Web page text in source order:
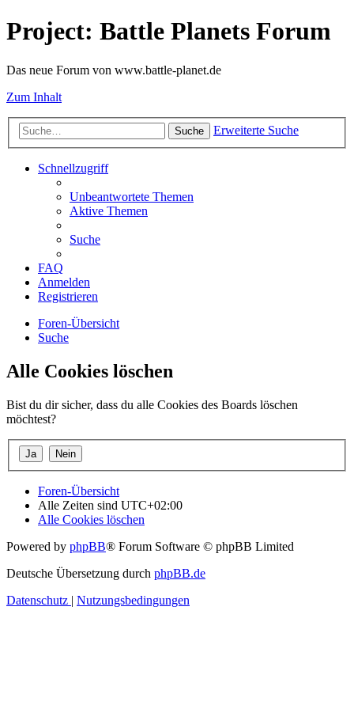
Project: Battle Planets Forum
Das neue Forum von www.battle-planet.de
Zum Inhalt
Suche Erweiterte Suche
Schnellzugriff
Unbeantwortete Themen
Aktive Themen
Suche
FAQ
Anmelden
Registrieren
Foren-Übersicht
Suche
Alle Cookies löschen
Bist du dir sicher, dass du alle Cookies des Boards löschen
möchtest?
Foren-Übersicht
Alle Zeiten sind UTC+02:00
Alle Cookies löschen
Powered by phpBB® Forum Software © phpBB Limited
Deutsche Übersetzung durch phpBB.de
Datenschutz | Nutzungsbedingungen